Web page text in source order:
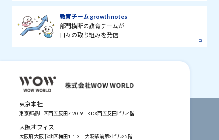
教育チーム growth notes
部門横断の教育チームが
日々の取り組みを発信
東京本社
東京都品川区西五反田7-20-9 KDX西五反田ビル4階
大阪オフィス
大阪府大阪市北区梅田1-1-3 大阪駅前第3ビル25階